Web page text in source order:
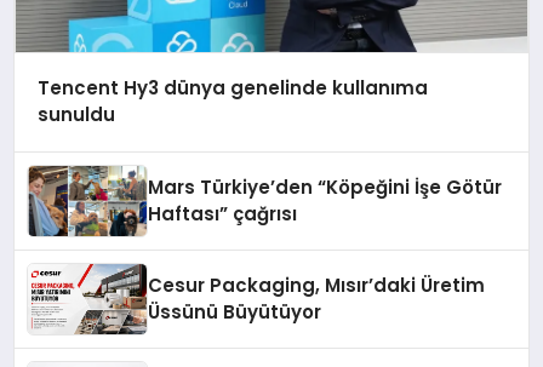
Tencent Hy3 dünya genelinde kullanıma
sunuldu
Mars Türkiye’den “Köpeğini İşe Götür
Haftası” çağrısı
Cesur Packaging, Mısır’daki Üretim
Üssünü Büyütüyor